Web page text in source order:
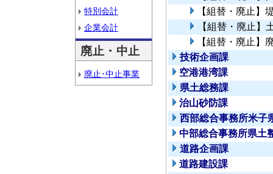
特別会計
企業会計
廃止・中止
廃止･中止事業
【組替・廃止】
【組替・廃止】
【組替・廃止】
技術企画課
空港港湾課
県土総務課
治山砂防課
西部総合事務所米子
中部総合事務所県土
道路企画課
道路建設課